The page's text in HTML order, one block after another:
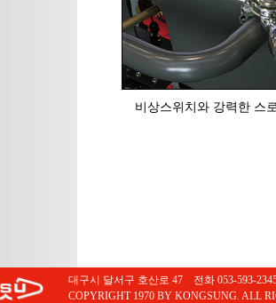
비상스위치와 강력한 스
대구시 달서구 호산로 47 전화 053-593-
COPYRIGHT 1970 BY KONGSUNG. ALL